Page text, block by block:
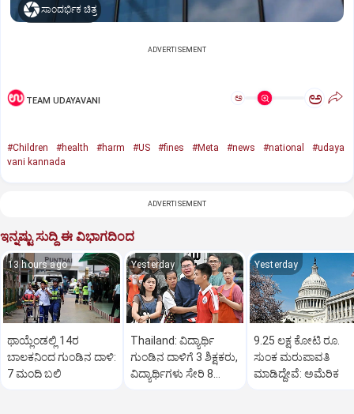
ಸಾಂದರ್ಭಿಕ ಚಿತ್ರ
ADVERTISEMENT
TEAM UDAYAVANI ಅ ಅ
#Children #health #harm #US #fines #Meta #news #national
#udaya
vani kannada
ADVERTISEMENT
ಇನ್ನಷ್ಟು ಸುದ್ದಿ ಈ ವಿಭಾಗದಿಂದ
13 hours ago
ಥಾಯ್ಲೆಂಡಲ್ಲಿ 14ರ
ಬಾಲಕನಿಂದ ಗುಂಡಿನ ದಾಳಿ:
7 ಮಂದಿ ಬಲಿ
Yesterday
Thailand: ವಿದ್ಯಾರ್ಥಿ
ಗುಂಡಿನ ದಾಳಿಗೆ 3 ಶಿಕ್ಷಕರು,
ವಿದ್ಯಾರ್ಥಿಗಳು ಸೇರಿ 8
Yesterday
9.25 ಲಕ್ಷ ಕೋಟಿ ರೂ.
ಸುಂಕ ಮರುಪಾವತಿ
ಮಾಡಿದ್ದೇವೆ: ಅಮೆರಿಕ